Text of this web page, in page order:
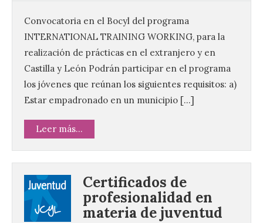
Convocatoria en el Bocyl del programa
INTERNATIONAL TRAINING WORKING, para la
realización de prácticas en el extranjero y en
Castilla y León Podrán participar en el programa
los jóvenes que reúnan los siguientes requisitos: a)
Estar empadronado en un municipio […]
Leer más...
Certificados de
profesionalidad en
materia de juventud